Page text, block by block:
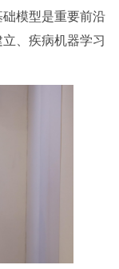
模型是重要前沿
、疾病机器学习